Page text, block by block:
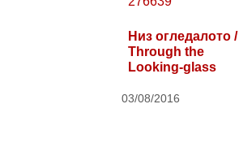
Низ огледалото /
Through the
Looking-glass
03/08/2016